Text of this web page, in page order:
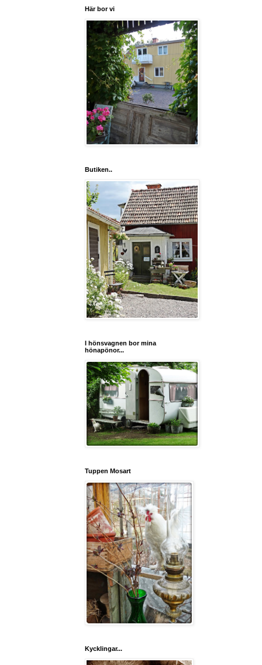
Här bor vi
Butiken..
I hönsvagnen bor mina
hönapönor...
Tuppen Mosart
Kycklingar...